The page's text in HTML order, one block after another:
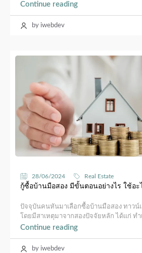
Continue reading
by iwebdev
28/06/2024 Real Estate
กู้ซื้อบ้านมือสอง มีขั้นตอนอย่างไร ใช้อะ
ปัจจุบันคนหันมาเลือกซื้อบ้านมือสอง ทาวน์
โดยมีสาเหตุมาจากสองปัจจัยหลัก ได้แก่ ทำ
Continue reading
by iwebdev